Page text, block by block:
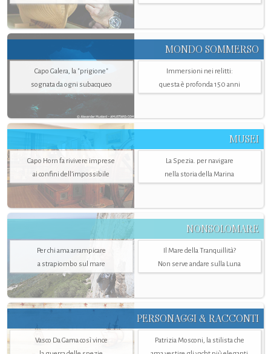
MONDO SOMMERSO
Capo Galera, la "prigione"
sognata da ogni subacqueo
Immersioni nei relitti:
questa è profonda 150 anni
MUSEI
Capo Horn fa rivivere imprese
ai confini dell’impossibile
La Spezia. per navigare
nella storia della Marina
NONSOLOMARE
Per chi ama arrampicare
a strapiombo sul mare
Il Mare della Tranquillità?
Non serve andare sulla Luna
PERSONAGGI & RACCONTI
Vasco Da Gama così vince
Patrizia Mosconi, la stilista che